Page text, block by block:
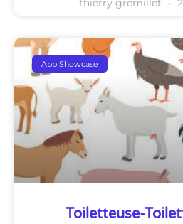
thierry gremillet
App Showcase
Toiletteuse-